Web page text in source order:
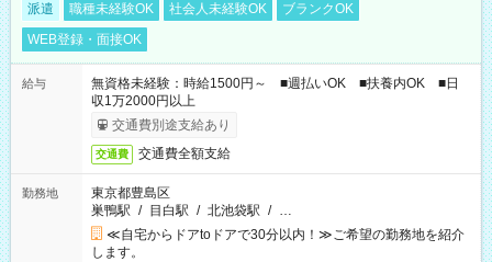
派遣 職種未経験OK 社会人未経験OK
ブランクOK
WEB登録・面接OK
給与
無資格未経験：時給1500円～ ■週払いOK ■扶養内OK ■日
収1万2000円以上
交通費別途支給あり
交通費 交通費全額支給
勤務地
東京都豊島区
巣鴨駅 / 目白駅 / 北池袋駅 / …
≪自宅からドアtoドアで30分以内！≫ご希望の勤務地を紹介
します。